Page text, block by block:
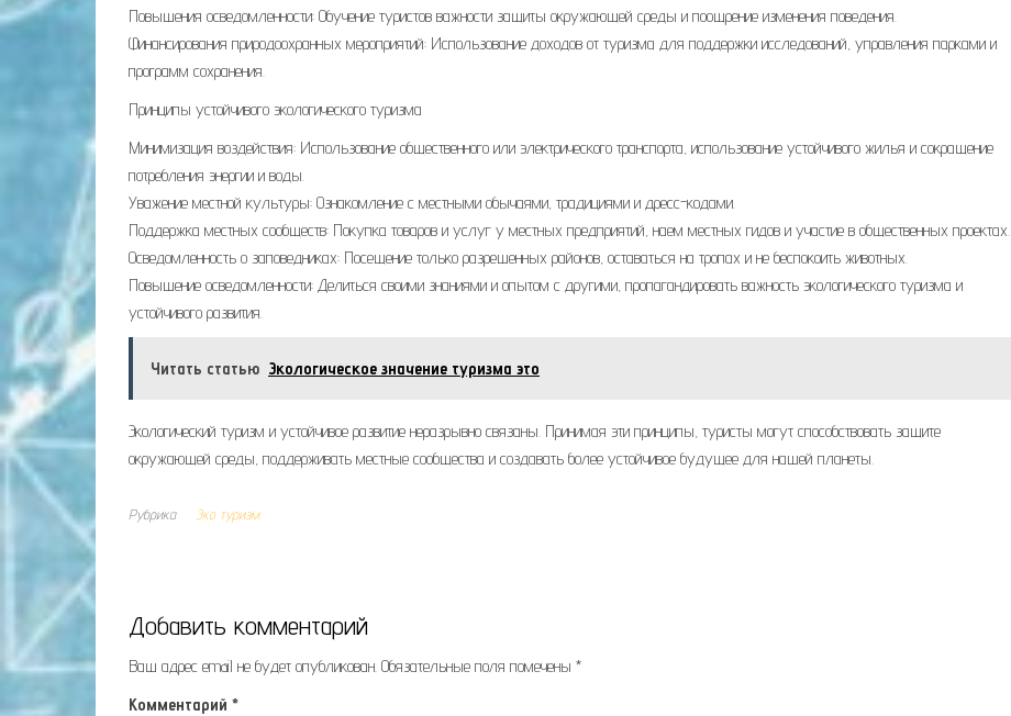
Повышения осведомленности: Обучение туристов важности защиты окружающей среды и поощрение изменения поведения.
Финансирования природоохранных мероприятий: Использование доходов от туризма для поддержки исследований, управления парками и
программ сохранения.
Принципы устойчивого экологического туризма
Минимизация воздействия: Использование общественного или электрического транспорта, использование устойчивого жилья и сокращение
потребления энергии и воды.
Уважение местной культуры: Ознакомление с местными обычаями, традициями и дресс-кодами.
Поддержка местных сообществ: Покупка товаров и услуг у местных предприятий, наем местных гидов и участие в общественных проектах.
Осведомленность о заповедниках: Посещение только разрешенных районов, оставаться на тропах и не беспокоить животных.
Повышение осведомленности: Делиться своими знаниями и опытом с другими, пропагандировать важность экологического туризма и
устойчивого развития.
Читать статью Экологическое значение туризма это
Экологический туризм и устойчивое развитие неразрывно связаны. Принимая эти принципы, туристы могут способствовать защите
окружающей среды, поддерживать местные сообщества и создавать более устойчивое будущее для нашей планеты.
Рубрика Эко туризм
Добавить комментарий
Ваш адрес email не будет опубликован. Обязательные поля помечены *
Комментарий *